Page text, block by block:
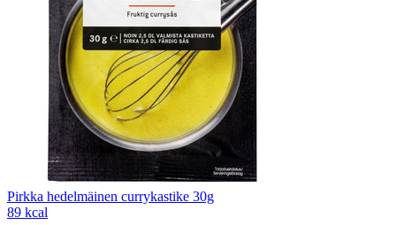
Pirkka hedelmäinen currykastike 30g
89 kcal